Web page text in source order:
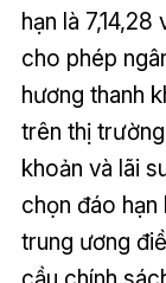
hạn là
cho phép
hương thanh
trên thị
khoản và lãi
chọn đáo hạn
trung ương